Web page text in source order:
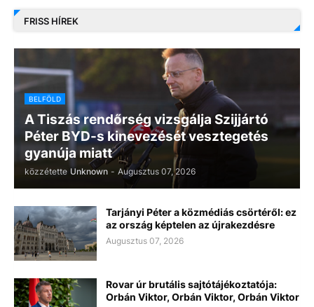
FRISS HÍREK
BELFÖLD
A Tiszás rendőrség vizsgálja Szijjártó
Péter BYD-s kinevezését vesztegetés
gyanúja miatt
közzétette Unknown - Augusztus 07, 2026
Tarjányi Péter a közmédiás csörtéről: ez
az ország képtelen az újrakezdésre
Augusztus 07, 2026
Rovar úr brutális sajtótájékoztatója:
Orbán Viktor, Orbán Viktor, Orbán Viktor